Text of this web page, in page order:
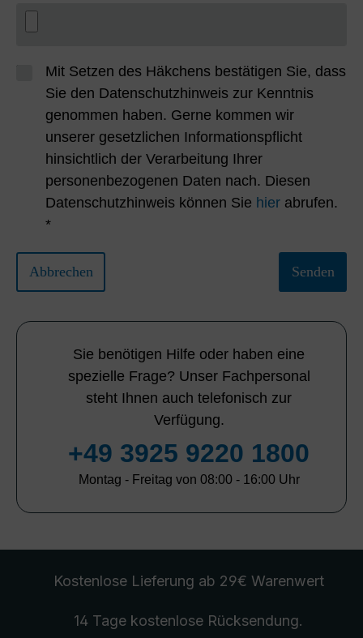
Mit Setzen des Häkchens bestätigen Sie, dass
Sie den Datenschutzhinweis zur Kenntnis
genommen haben. Gerne kommen wir
unserer gesetzlichen Informationspflicht
hinsichtlich der Verarbeitung Ihrer
personenbezogenen Daten nach. Diesen
Datenschutzhinweis können Sie hier abrufen.
*
Abbrechen Senden
Sie benötigen Hilfe oder haben eine
spezielle Frage? Unser Fachpersonal
steht Ihnen auch telefonisch zur
Verfügung.
+49 3925 9220 1800
Montag - Freitag von 08:00 - 16:00 Uhr
Kostenlose Lieferung ab 29€ Warenwert
14 Tage kostenlose Rücksendung.